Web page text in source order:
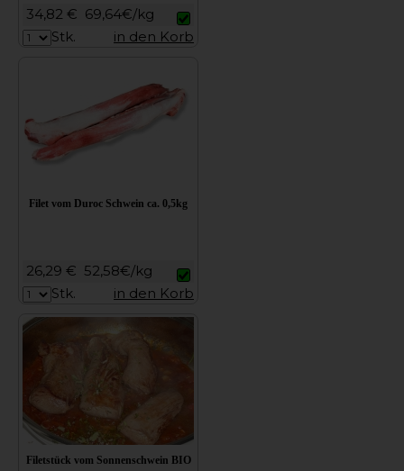
34,82 € 69,64€/kg
Stk.
in den Korb
Filet vom Duroc Schwein ca. 0,5kg
26,29 € 52,58€/kg
Stk.
in den Korb
Filetstück vom Sonnenschwein BIO